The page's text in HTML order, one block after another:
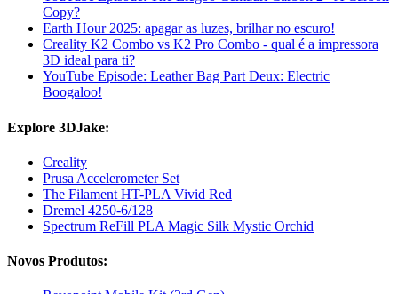
Copy?
Earth Hour 2025: apagar as luzes, brilhar no escuro!
Creality K2 Combo vs K2 Pro Combo - qual é a impressora
3D ideal para ti?
YouTube Episode: Leather Bag Part Deux: Electric
Boogaloo!
Explore 3DJake:
Creality
Prusa Accelerometer Set
The Filament HT-PLA Vivid Red
Dremel 4250-6/128
Spectrum ReFill PLA Magic Silk Mystic Orchid
Novos Produtos: